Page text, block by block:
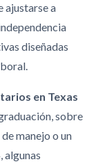
ajustarse a
diseñadas
en Texas
sobre
manejo o un
algunas